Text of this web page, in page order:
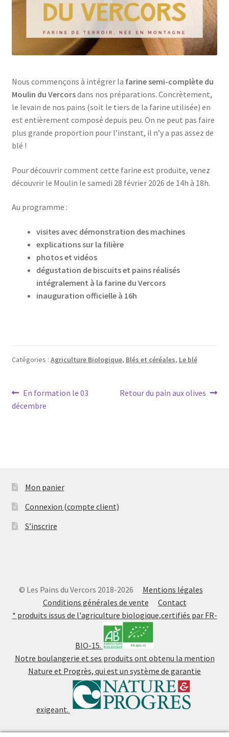
Nous commençons à intégrer la farine semi-complète du
Moulin du Vercorsdans nos préparations. Concrètement,
le levain de nos pains (soit le tiers de la farine utilisée) en
est entièrement composé depuis peu. On ne peut pas faire
plus grande proportion pour l’instant, il n’y a pas assez de
blé !
Pour découvrir comment cette farine est produite, venez
découvrir le Moulin le samedi 28 février 2026 de 14h à 18h.
Au programme :
visites avec démonstration des machines
explications sur la filière
photos et vidéos
dégustation de biscuits et pains réalisés
intégralement à la farine du Vercors
inauguration officielle à 16h
Catégories : Agriculture Biologique, Blés et céréales, Le blé
Navigation
de
Article
précédent :
En formation le 03
décembre
Article
Retour du pain aux olives
Mon panier
Connexion (compte client)
S’inscrire
© Les Pains du Vercors 2018-2026 Mentions légales
Conditions générales de vente
Contact
* produits issus de l'agriculture biologique,certifiés par FR-
BIO-15.
Notre boulangerie et ses produits ont obtenu la mention
Nature et Progrès, qui est un système de garantie
exigeant.